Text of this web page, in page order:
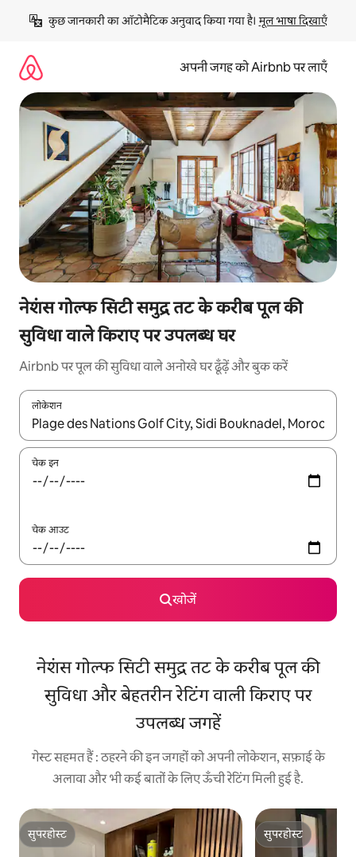
छोड़कर
कॉन्टेंट
कुछ जानकारी का ऑटोमैटिक अनुवाद किया गया है। मूल भाषा दिखाएँ
अपनी जगह को Airbnb पर लाएँ
नेशंस गोल्फ सिटी समुद्र तट के करीब पूल की
सुविधा वाले किराए पर उपलब्ध घर
Airbnb पर पूल की सुविधा वाले अनोखे घर ढूँढ़ें और बुक करें
लोकेशन
नतीजों के उपलब्ध होने पर, अप और डाउन 'ऐरो की' का इस्तेमाल करके नेविगेट
चेक इन
चेक आउट
खोजें
नेशंस गोल्फ सिटी समुद्र तट के करीब पूल की
सुविधा और बेहतरीन रेटिंग वाली किराए पर
उपलब्ध जगहें
गेस्ट सहमत हैं : ठहरने की इन जगहों को अपनी लोकेशन, सफ़ाई के
अलावा और भी कई बातों के लिए ऊँची रेटिंग मिली हुई है.
सुपरहोस्ट
सुपरहोस्ट
सुपरहोस्ट
सुपरहोस्ट